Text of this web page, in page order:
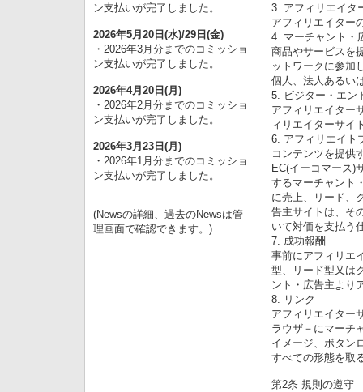
ン支払いが完了しました。
2026年5月20日(水)/29日(金)
・2026年3月分までのコミッショ
ン支払いが完了しました。
2026年4月20日(月)
・2026年2月分までのコミッショ
ン支払いが完了しました。
2026年3月23日(月)
・2026年1月分までのコミッショ
ン支払いが完了しました。
(Newsの詳細、過去のNewsは管
理画面で確認できます。)
3. アフィリエイタ
アフィリエイター
4. マーチャント・
商品やサービスを
ットワークに参加
個人、法人あるい
5. ビジター・エン
アフィリエイター
ィリエイターサイ
6. アフィリエイト
コンテンツを提供
EC(イーコマース)
するマーチャント
に売上、リード、
告主サイトは、そ
いて対価を支払う
7. 成功報酬
事前にアフィリエ
型、リード型又は
ント・広告主より
8. リンク
アフィリエイター
ラウザ－にマーチ
イメージ、ボタン
すべての形態を取
第2条 規則の遵守